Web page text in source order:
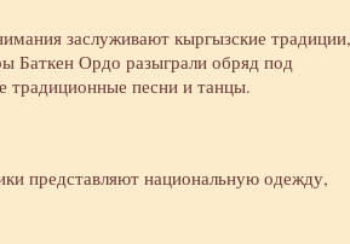
заслуживают кыргызские традиции,
Баткен Ордо разыграли обряд под
традиционные песни и танцы.
представляют национальную одежду,